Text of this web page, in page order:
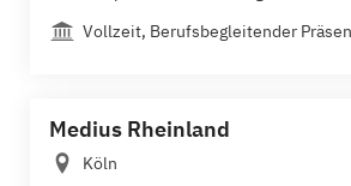
Vollzeit, Berufsbegleitender
Medius Rheinland
Köln